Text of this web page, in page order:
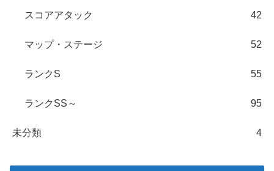
スコアアタック 42
マップ・ステージ 52
ランクS 55
ランクSS～ 95
未分類 4